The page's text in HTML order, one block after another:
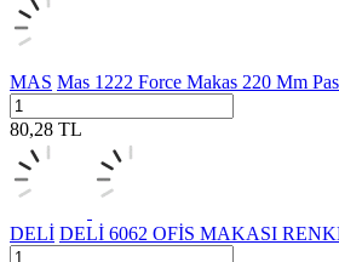
MAS Mas 1222 Force Makas 220 Mm
80,28 TL
DELİ DELİ 6062 OFİS MAKASI